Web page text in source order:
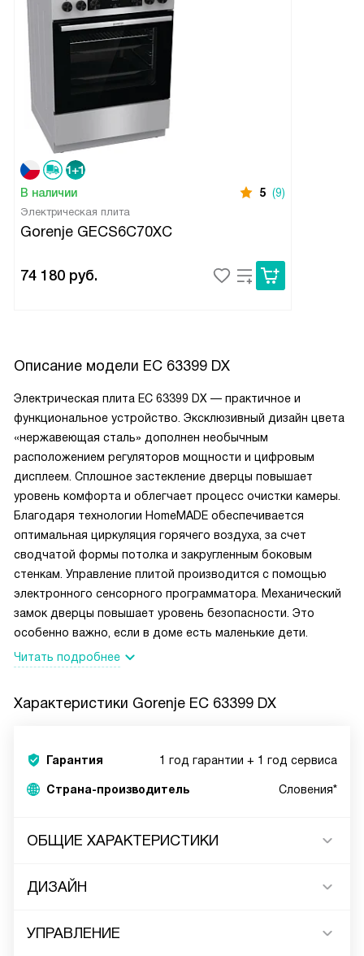
В наличии 5 (9)
Электрическая плита
Gorenje GECS6C70XC
74 180 руб.
Описание модели EC 63399 DX
Электрическая плита EC 63399 DX — практичное и
функциональное устройство. Эксклюзивный дизайн цвета
«нержавеющая сталь» дополнен необычным
расположением регуляторов мощности и цифровым
дисплеем. Сплошное застекление дверцы повышает
уровень комфорта и облегчает процесс очистки камеры.
Благодаря технологии HomeMADE обеспечивается
оптимальная циркуляция горячего воздуха, за счет
сводчатой формы потолка и закругленным боковым
стенкам. Управление плитой производится с помощью
электронного сенсорного программатора. Механический
замок дверцы повышает уровень безопасности. Это
особенно важно, если в доме есть маленькие дети.
Читать подробнее
Характеристики Gorenje EC 63399 DX
Гарантия 1 год гарантии + 1 год сервиса
Страна-производитель Словения*
ОБЩИЕ ХАРАКТЕРИСТИКИ
ДИЗАЙН
УПРАВЛЕНИЕ